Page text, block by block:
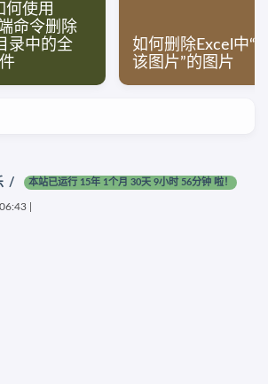
何使用
命令删除
录中的全
如何删除Excel中“
该图片”的图片
/ 本站已运行 15年 1个月 30天 9小时 56分钟 啦！